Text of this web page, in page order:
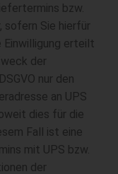
bzw.
sofern Sie hierfür
Einwilligung erteilt
der
nur den
an UPS
dies für die
Fall ist eine
mit UPS bzw.
der